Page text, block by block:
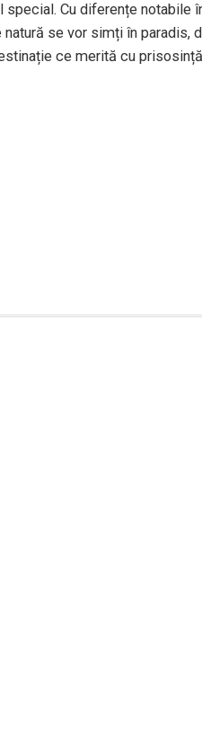
Cu diferențe notabile
se vor simți în
ce merită cu